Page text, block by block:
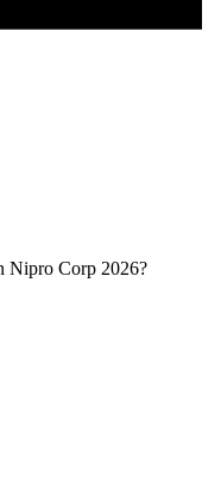
Nipro Corp 2026?